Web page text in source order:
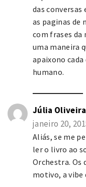
das
as paginas
com frases da
uma maneira
apaixono
humano.
Júlia Oliveira
janeiro 20,
Aliás, se me
ler o livro ao
Orchestra. Os
motivo, a